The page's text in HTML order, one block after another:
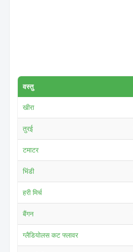
वस्तु
खीरा
तुरई
टमाटर
भिंडी
हरी मिर्च
बैंगन
ग्लैडियोलस कट फ्लावर